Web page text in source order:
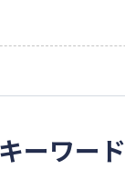
ーワード